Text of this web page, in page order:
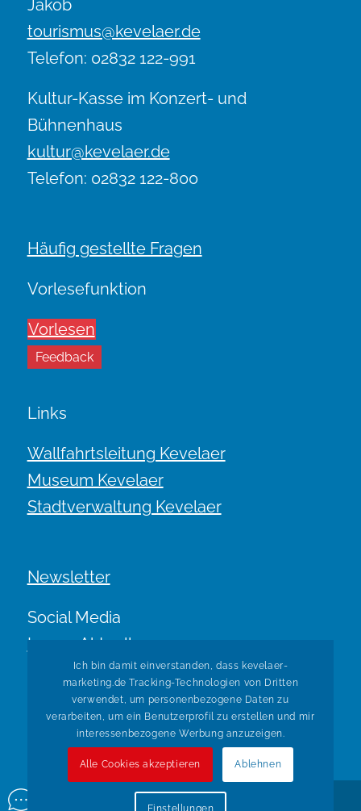
Jakob
tourismus@kevelaer.de
Telefon: 02832 122-991
Kultur-Kasse im Konzert- und
Bühnenhaus
kultur@kevelaer.de
Telefon: 02832 122-800
Häufig gestellte Fragen
Vorlesefunktion
Vorlesen
Feedback
Links
Wallfahrtsleitung Kevelaer
Museum Kevelaer
Stadtverwaltung Kevelaer
Newsletter
Social Media
Immer Aktuell.
© Copyright Kevelaer Marketing. Realisiert durch
Ich bin damit einverstanden, dass kevelaer-
marketing.de Tracking-Technologien von Dritten
verwendet, um personenbezogene Daten zu
verarbeiten, um ein Benutzerprofil zu erstellen und mir
interessenbezogene Werbung anzuzeigen.
Alle Cookies akzeptieren Ablehnen
Einstellungen